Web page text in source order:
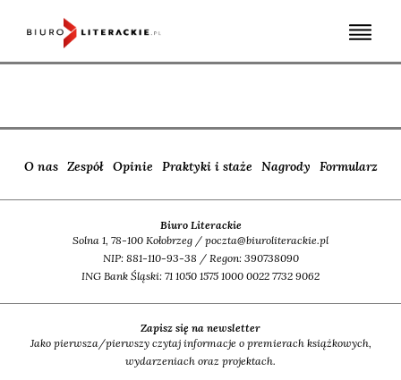
O nas Zespół Opinie Praktyki i staże Nagrody Formularz
Biuro Literackie
Solna 1, 78-100 Kołobrzeg / poczta@biuroliterackie.pl
NIP: 881-110-93-38 / Regon: 390738090
ING Bank Śląski: 71 1050 1575 1000 0022 7732 9062
Zapisz się na newsletter
Jako pierwsza/pierwszy czytaj informacje o premierach książkowych,
wydarzeniach oraz projektach.